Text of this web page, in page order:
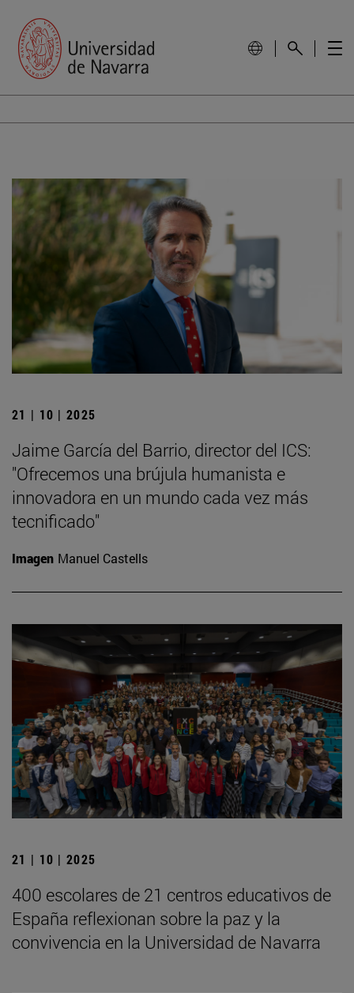
21 | 10 | 2025
Jaime García del Barrio, director del ICS:
"Ofrecemos una brújula humanista e
innovadora en un mundo cada vez más
tecnificado"
Imagen Manuel Castells
21 | 10 | 2025
400 escolares de 21 centros educativos de
España reflexionan sobre la paz y la
convivencia en la Universidad de Navarra